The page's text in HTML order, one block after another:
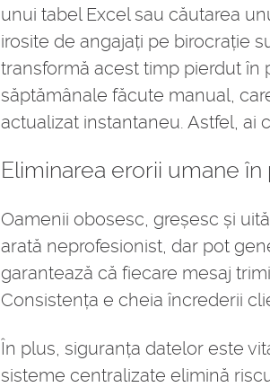
unui tabel Excel sau căutarea
irosite de angajați pe birocrație
transformă acest timp pierdut
săptămânale făcute manual,
actualizat instantaneu. Astfel, ai
Eliminarea erorii umane
Oamenii obosesc, greșesc și
arată neprofesionist, dar pot
garantează că fiecare mesaj
Consistența e cheia încrederii
În plus, siguranța datelor este
sisteme centralizate elimină